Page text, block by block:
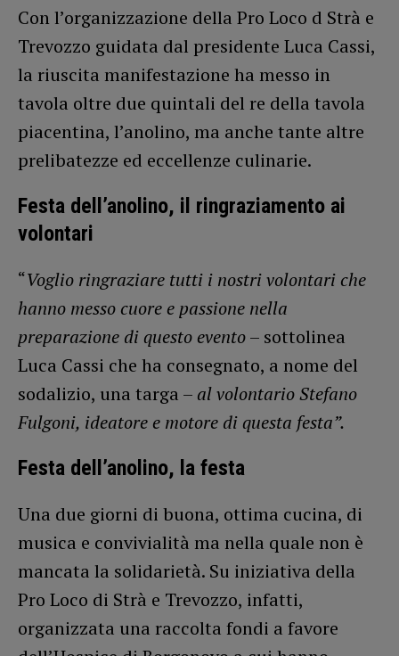
Con l’organizzazione della Pro Loco d Strà e
Trevozzo guidata dal presidente Luca Cassi,
la riuscita manifestazione ha messo in
tavola oltre due quintali del re della tavola
piacentina, l’anolino, ma anche tante altre
prelibatezze ed eccellenze culinarie.
Festa dell’anolino, il ringraziamento ai
volontari
“Voglio ringraziare tutti i nostri volontari che
hanno messo cuore e passione nella
preparazione di questo evento– sottolinea
Luca Cassi che ha consegnato, a nome del
sodalizio, una targa – al volontario Stefano
Fulgoni, ideatore e motore di questa festa”.
Festa dell’anolino, la festa
Una due giorni di buona, ottima cucina, di
musica e convivialità ma nella quale non è
mancata la solidarietà. Su iniziativa della
Pro Loco di Strà e Trevozzo, infatti,
organizzata una raccolta fondi a favore